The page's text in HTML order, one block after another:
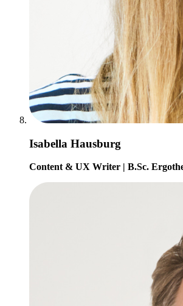
Isabella Hausburg
Content & UX Writer | B.Sc.